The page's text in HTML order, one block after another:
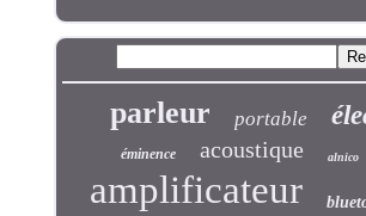
parleur portable
éminence acoustique alnico
amplificateur